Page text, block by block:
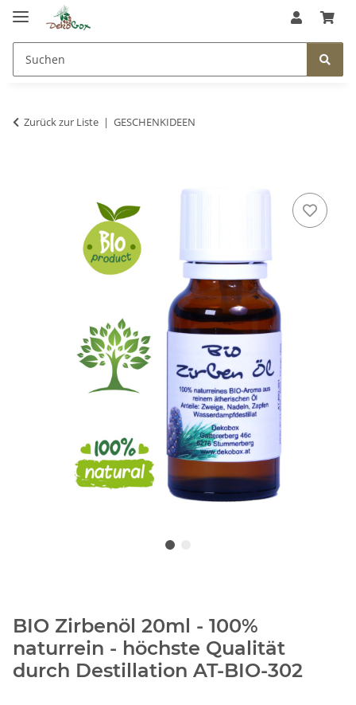
Zurück zur Liste GESCHENKIDEEN
BIO Zirbenöl 20ml - 100%
naturrein - höchste Qualität
durch Destillation AT-BIO-302